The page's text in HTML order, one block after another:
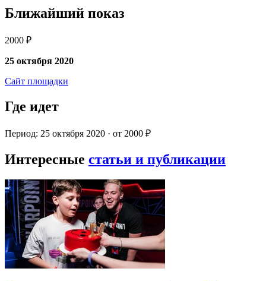
Ближайший показ
2000 ₽
25 октября 2020
Сайт площадки
Где идет
Период: 25 октября 2020 · от 2000 ₽
Интересные статьи и публикации